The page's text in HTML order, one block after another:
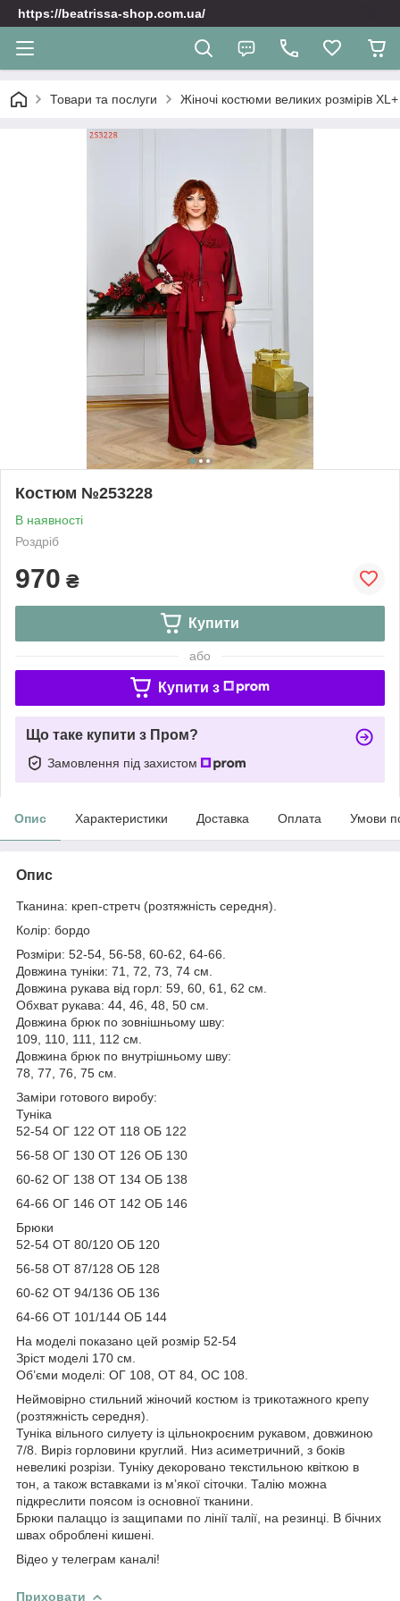
https://beatrissa-shop.com.ua/
Товари та послуги Жіночі костюми великих розмірів
Костюм №253228
В наявності
Роздріб
970 ₴
Купити
або
Купити з
Що таке купити з Пром?
Замовлення під захистом
Опис Характеристики Доставка Оплата Умови
Опис
Тканина: креп-стретч (розтяжність середня).
Колір: бордо
Розміри: 52-54, 56-58, 60-62, 64-66.
Довжина туніки: 71, 72, 73, 74 см.
Довжина рукава від горл: 59, 60, 61, 62 см.
Обхват рукава: 44, 46, 48, 50 см.
Довжина брюк по зовнішньому шву:
109, 110, 111, 112 см.
Довжина брюк по внутрішньому шву:
78, 77, 76, 75 см.
Заміри готового виробу:
Туніка
52-54 ОГ 122 ОТ 118 ОБ 122
56-58 ОГ 130 ОТ 126 ОБ 130
60-62 ОГ 138 ОТ 134 ОБ 138
64-66 ОГ 146 ОТ 142 ОБ 146
Брюки
52-54 ОТ 80/120 ОБ 120
56-58 ОТ 87/128 ОБ 128
60-62 ОТ 94/136 ОБ 136
64-66 ОТ 101/144 ОБ 144
На моделі показано цей розмір 52-54
Зріст моделі 170 см.
Об’єми моделі: ОГ 108, ОТ 84, ОС 108.
Неймовірно стильний жіночий костюм із трикотажного крепу
(розтяжність середня).
Туніка вільного силуету із цільнокроєним рукавом, довжиною
7/8. Виріз горловини круглий. Низ асиметричний, з боків
невеликі розрізи. Туніку декоровано текстильною квіткою в
тон, а також вставками із мʼякої сіточки. Талію можна
підкреслити поясом із основної тканини.
Брюки палаццо із защипами по лінії талії, на резинці. В бічних
швах оброблені кишені.
Відео у телеграм каналі!
Приховати